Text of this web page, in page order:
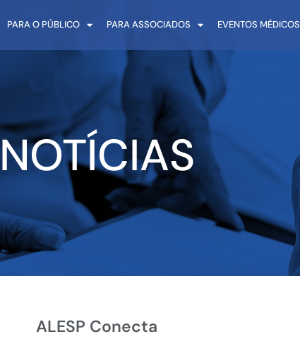
PARA O PÚBLICO PARA ASSOCIADOS EVENTOS MÉDICOS
NOTÍCIAS
ALESP Conecta